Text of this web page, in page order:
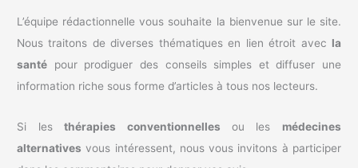
L’équipe rédactionnelle vous souhaite la bienvenue sur le site.
Nous traitons de diverses thématiques en lien étroit avec la
santé pour prodiguer des conseils simples et diffuser une
information riche sous forme d’articles à tous nos lecteurs.
Si lesthérapies conventionnelles ou les médecines
alternatives vous intéressent, nous vous invitons à participer